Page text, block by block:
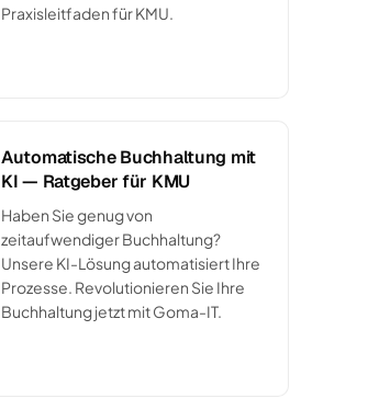
Praxisleitfaden für KMU.
Automatische Buchhaltung mit
KI — Ratgeber für KMU
Haben Sie genug von
zeitaufwendiger Buchhaltung?
Unsere KI-Lösung automatisiert Ihre
Prozesse. Revolutionieren Sie Ihre
Buchhaltung jetzt mit Goma-IT.